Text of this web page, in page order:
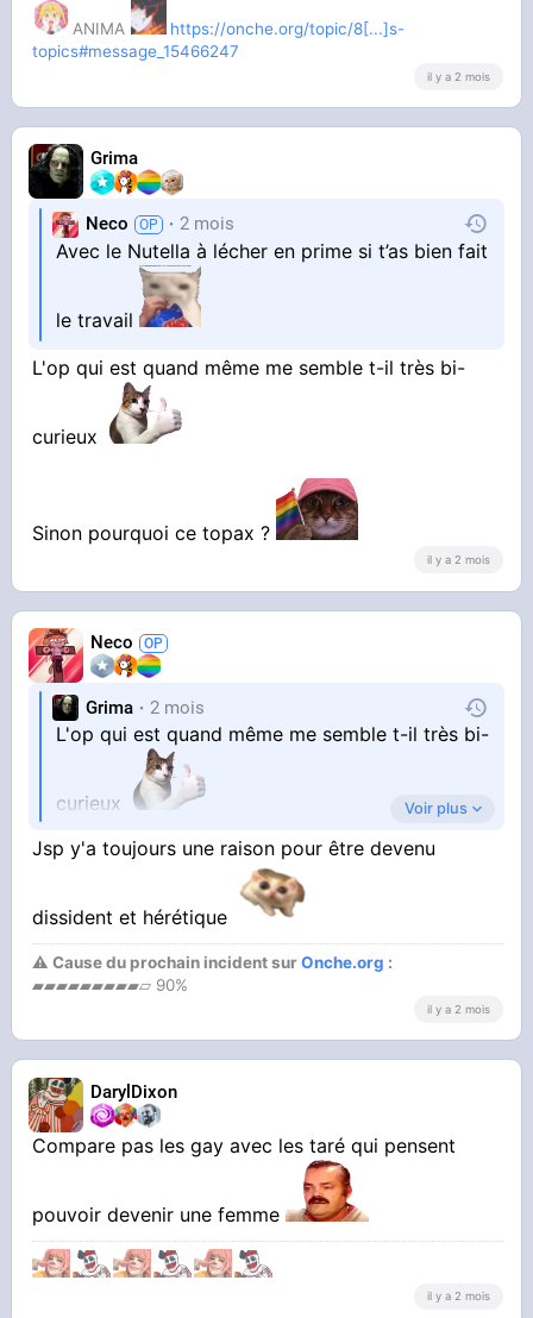
ANIMA
https://onche.org/topic/8[...]s-
topics#message_15466247
il y a 2 mois
Grima
Neco 2 mois
Avec le Nutella à lécher en prime si t’as bien fait
le travail
L'op qui est quand même me semble t-il très bi-
curieux
Sinon pourquoi ce topax ?
il y a 2 mois
Neco
Grima 2 mois
L'op qui est quand même me semble t-il très bi-
curieux
Sinon pourquoi ce topax ?
Voir plus
Jsp y'a toujours une raison pour être devenu
dissident et hérétique
⚠ Cause du prochain incident surOnche.org :
▰▰▰▰▰▰▰▰▰▱ 90%
il y a 2 mois
DarylDixon
Compare pas les gay avec les taré qui pensent
pouvoir devenir une femme
il y a 2 mois